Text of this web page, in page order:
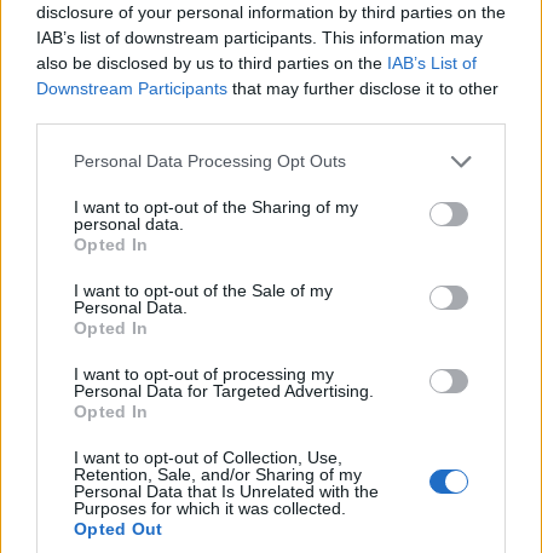
disclosure of your personal information by third parties on the
IAB’s list of downstream participants. This information may
also be disclosed by us to third parties on the IAB’s List of
Downstream Participants that may further disclose it to other
Please note that this website/app uses one or more Google
not limited to your visit or usage behaviour. You may click to
grant or deny consent to Google and its third-party tags to
use your data for below specified purposes in below Google
consent section.
Personal Data Processing Opt Outs
I want to opt-out of the Sharing of my
personal data.
Opted In
I want to opt-out of the Sale of my
Personal Data.
Opted In
I want to opt-out of processing my
Personal Data for Targeted Advertising.
Opted In
I want to opt-out of Collection, Use,
Retention, Sale, and/or Sharing of my
Personal Data that Is Unrelated with the
Purposes for which it was collected.
Opted Out
A beruházás jelentős gazdasági impulzust adhat a
térségnek, munkahelyteremtéssel és a hazai vállalatok
bevonásával. A Mészáros Csoport érdekeltségébe
A kormányzati szándék szerint a beruházás illeszkedik a
magyar energiapolitika hosszú távú céljaihoz, amelyek
közé tartozik a zöld átállás, az ellátásbiztonság és az
energiafüggetlenség erősítése.
Az energiaügyi miniszter, Lantos Csaba hangsúlyozta,
hogy a következő évtizedekben szükség lesz rugalmas
és gyorsan reagáló erőművekre, amelyek képesek az
villamosenergia-termelés kiegyenlítésére. A hidrogén
technológiáknak pedig kulcsfontos szerepe lehet a jövő
energiarendszerében.